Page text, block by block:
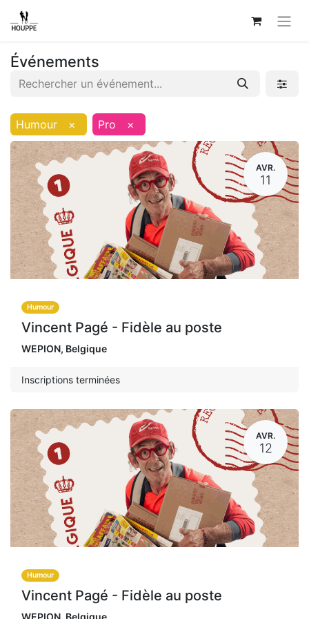
Événements
Humour × Pro ×
AVR.
11
Humour
Vincent Pagé - Fidèle au poste
WEPION, Belgique
Inscriptions terminées
AVR.
12
Humour
Vincent Pagé - Fidèle au poste
WEPION Belgique